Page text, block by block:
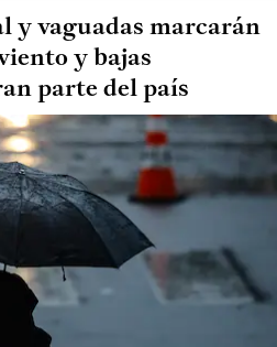
y vaguadas marcarán
y bajas
parte del país